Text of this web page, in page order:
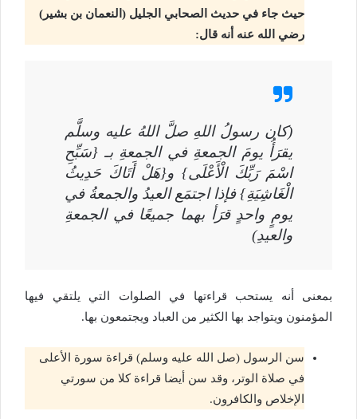
حيث جاء في حديث الصحابي الجليل (النعمان بن بشير)
رضي الله عنه أنه قال:
(كان رسولُ اللهِ صلَّ اللهُ عليه وسلَّم
يقرَأُ يومَ الجمعةِ في الجمعةِ بـ {سَبِّحِ
اسْمَ رَبِّكَ الْأَعْلَى} و{هَلْ أَتَاكَ حَدِيثُ
الْغَاشِيَةِ} فإذا اجتمَع العيدُ والجمعةُ في
يومٍ واحدٍ قرَأ بهما جميعًا في الجمعةِ
والعيدِ)
بمعنى أنه يستحب قراءتها في الصلوات التي يلتقي فيها
المؤمنون ويتواجد بها الكثير من العباد ويجتمعون بها.
سن الرسول (صل الله عليه وسلم) قراءة سورة الأعلى
في صلاة الوتر، وقد سن أيضا قراءة كلا من سورتي
الإخلاص والكافرون.